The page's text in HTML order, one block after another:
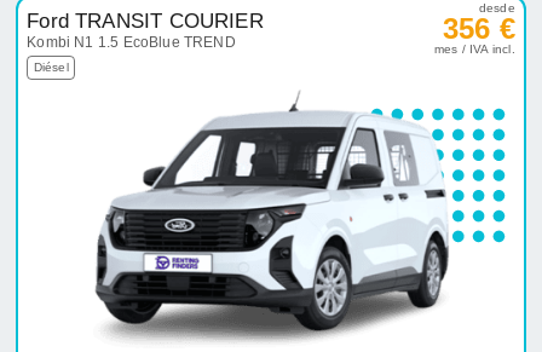
Ford TRANSIT COURIER
Kombi N1 1.5 EcoBlue TREND
Diésel
desde
356 €
mes / IVA incl.